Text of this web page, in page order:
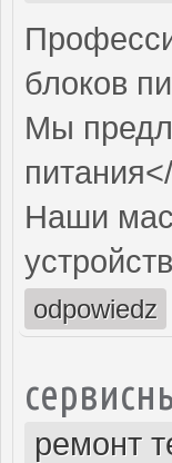
блоков
Мы
Наши
odpowiedz
ремонт